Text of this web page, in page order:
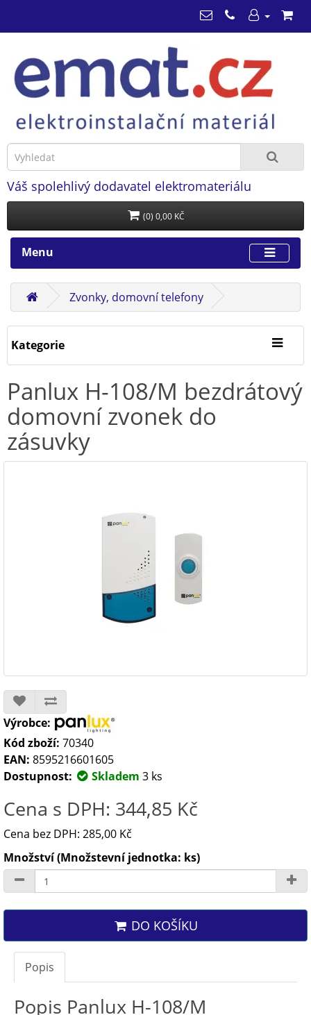
Váš spolehlivý dodavatel elektromateriálu
(0) 0,00 KČ
Menu
Zvonky, domovní telefony
Kategorie
Panlux H-108/M bezdrátový
domovní zvonek do
zásuvky
Výrobce:
Kód zboží: 70340
EAN: 8595216601605
Dostupnost:
Skladem 3 ks
Cena s DPH: 344,85 Kč
Cena bez DPH: 285,00 Kč
Množství (Množstevní jednotka: ks)
DO KOŠÍKU
Popis
Popis Panlux H-108/M